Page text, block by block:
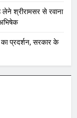
श्रीरामसर से रवाना
का प्रदर्शन, सरकार के